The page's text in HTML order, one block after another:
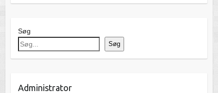
Søg
Søg
Administrator